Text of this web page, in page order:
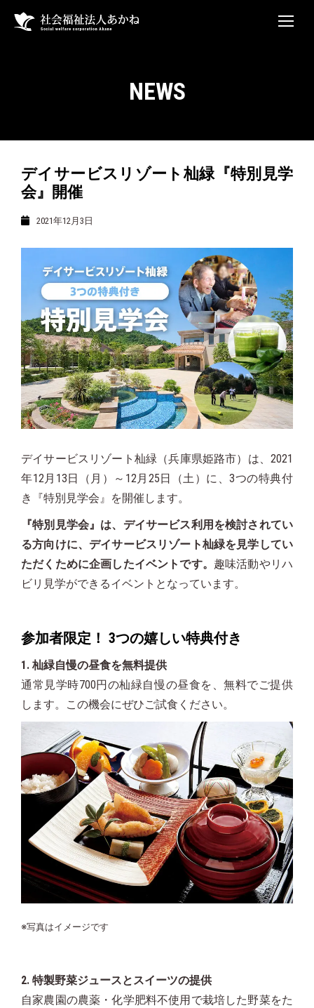
NEWS
デイサービスリゾート杣緑『特別見学
会』開催
2021年12月3日
デイサービスリゾート杣緑（兵庫県姫路市）は、2021
年12月13日（月）～12月25日（土）に、3つの特典付
き『特別見学会』を開催します。
『特別見学会』は、デイサービス利用を検討されてい
る方向けに、デイサービスリゾート杣緑を見学してい
ただくために企画したイベントです。 趣味活動やリハ
ビリ見学ができるイベントとなっています。
参加者限定！ 3つの嬉しい特典付き
1. 杣緑自慢の昼食を無料提供
通常見学時700円の杣緑自慢の昼食を、無料でご提供
します。この機会にぜひご試食ください。
※写真はイメージです
2. 特製野菜ジュースとスイーツの提供
自家農園の農薬・化学肥料不使用で栽培した野菜をた